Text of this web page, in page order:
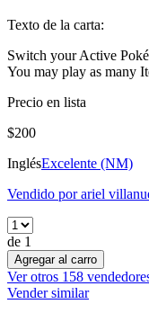
Texto de la carta:
Switch your Active
You may play as many
Precio en lista
$200
InglésExcelente (NM)
Vendido porariel
de 1
Agregar al carro
Ver otros 158
Vender similar